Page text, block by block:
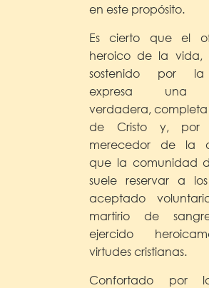
en este propósito.
Es cierto que el
heroico de la vida,
sostenido por
expresa una
verdadera,
de Cristo y, por
merecedor de la
que la comunidad
suele reservar a
aceptado
martirio de
ejercido
virtudes cristianas.
Confortado por